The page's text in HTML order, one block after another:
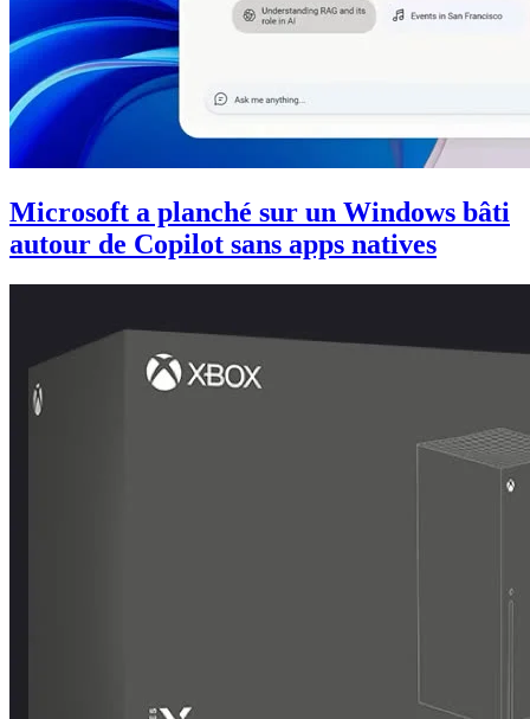
Microsoft a planché sur un Windows bâti
autour de Copilot sans apps natives